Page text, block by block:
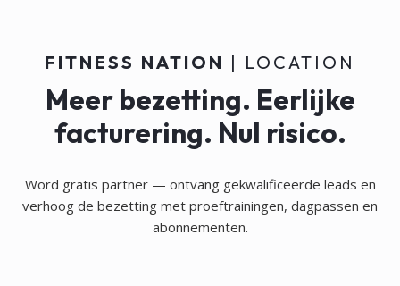
FITNESS NATION | LOCATION
Meer bezetting. Eerlijke
facturering. Nul risico.
Word gratis partner — ontvang gekwalificeerde leads en
verhoog de bezetting met proeftrainingen, dagpassen en
abonnementen.